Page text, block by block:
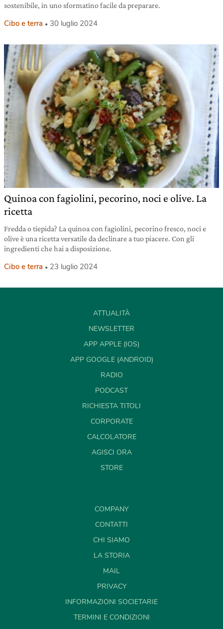
sostenibile, in uno sformatino facile da preparare.
Cibo e terra 30 luglio 2024
Quinoa con fagiolini, pecorino, noci e olive. La
ricetta
Fredda o tiepida? La quinoa con fagiolini, pecorino fresco, noci e
olive è una ricetta versatile da declinare a tuo piacere. Con gli
ingredienti che hai a disposizione.
Cibo e terra 23 luglio 2024
ATTUALITÀ
NEWSLETTER
APP APPLE (IOS)
APP GOOGLE (ANDROID)
RADIO
PODCAST
RICHIESTA TITOLI
CORPORATE
CALCOLATORE
AGISCI ORA
STORE
COMPANY
CONTATTI
CHI SIAMO
LA STORIA
MAIL
PRIVACY
INFORMAZIONI SOCIETARIE
TERMINI E CONDIZIONI